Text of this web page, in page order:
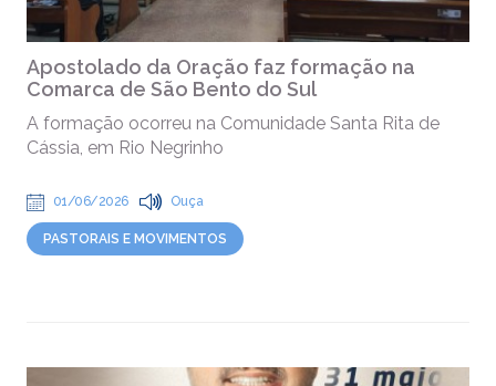
Apostolado da Oração faz formação na
Comarca de São Bento do Sul
A formação ocorreu na Comunidade Santa Rita de
Cássia, em Rio Negrinho
01/06/2026 Ouça
PASTORAIS E MOVIMENTOS